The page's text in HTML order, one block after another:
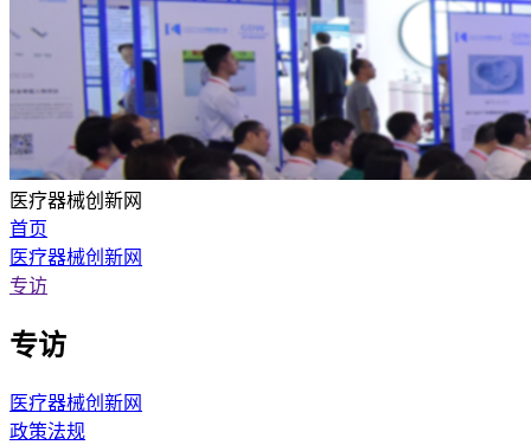
医疗器械创新网
首页
医疗器械创新网
专访
专访
医疗器械创新网
政策法规